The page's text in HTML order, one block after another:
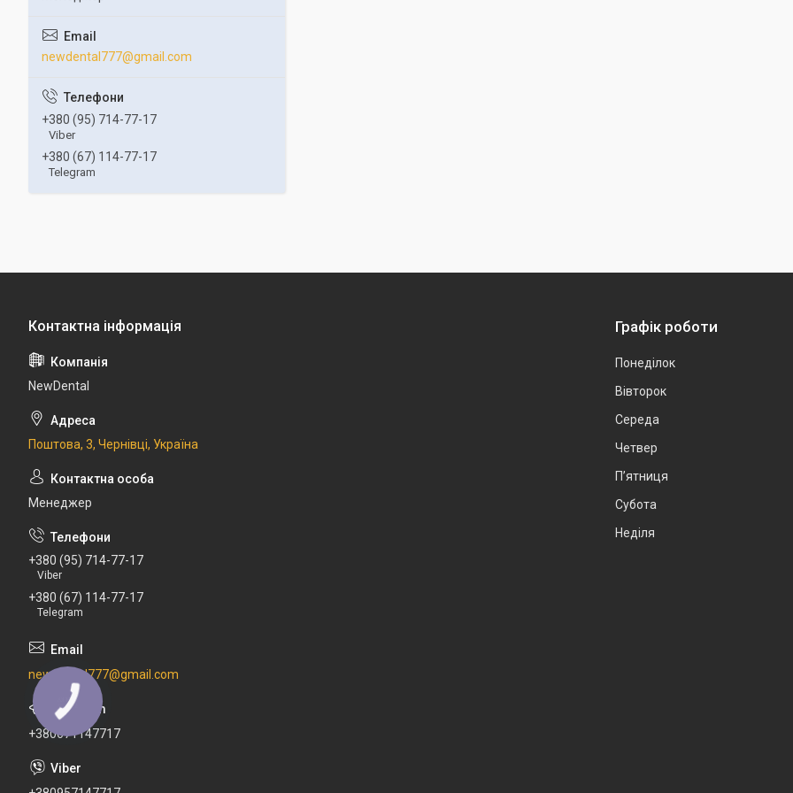
newdental777@gmail.com
+380 (95) 714-77-17
Viber
+380 (67) 114-77-17
Telegram
NewDental
Поштова, 3, Чернівці, Україна
Менеджер
+380 (95) 714-77-17
Viber
+380 (67) 114-77-17
Telegram
newdental777@gmail.com
+380671147717
Графік роботи
Понеділок
Вівторок
Середа
Четвер
Пʼятниця
Субота
Неділя